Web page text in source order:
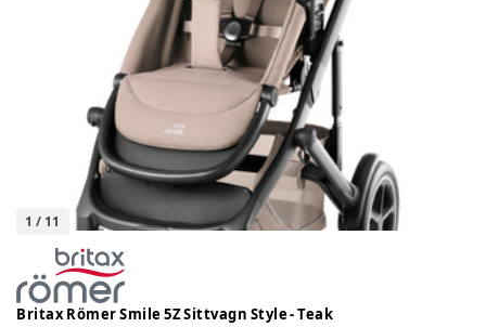
1 / 11
Britax Römer Smile 5Z Sittvagn Style - Teak